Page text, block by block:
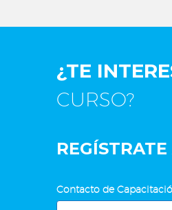
¿TE
CURSO?
Taller
Integral
Contacto de